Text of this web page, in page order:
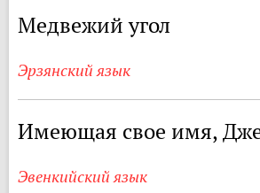
Медвежий угол
Эрзянский язык
Имеющая свое имя,
Эвенкийский язык